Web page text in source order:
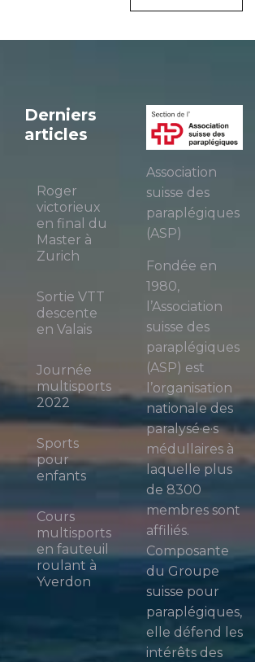
Derniers
articles
Roger
victorieux
en final du
Master à
Zurich
Sortie VTT
descente
en Valais
Journée
multisports
2022
Sports
pour
enfants
Cours
multisports
en fauteuil
roulant à
Yverdon
Association
suisse des
paraplégiques
(ASP)
Fondée en
1980,
l’Association
suisse des
paraplégiques
(ASP) est
l’organisation
nationale des
paralysé·e·s
médullaires à
laquelle plus
de 8300
membres sont
affiliés.
Composante
du Groupe
suisse pour
paraplégiques,
elle défend les
intérêts des